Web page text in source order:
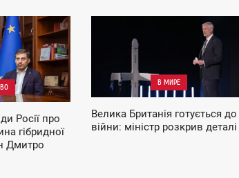
Покровському напрямку
Росії про
гібридної
Дмитро
В МИРЕ
13:15
ПЯТНИЦА
Велика Британія готується до
війни: міністр розкрив деталі